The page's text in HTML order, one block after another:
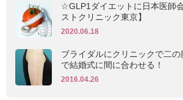
☆GLP1ダイエットに日本医
ストクリニック東京】
2020.06.18
ブライダルにクリニックで二
で結婚式に間に合わせる！
2016.04.26